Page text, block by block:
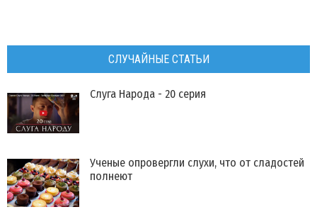
СЛУЧАЙНЫЕ СТАТЬИ
Слуга Народа - 20 серия
Ученые опровергли слухи, что от сладостей
полнеют